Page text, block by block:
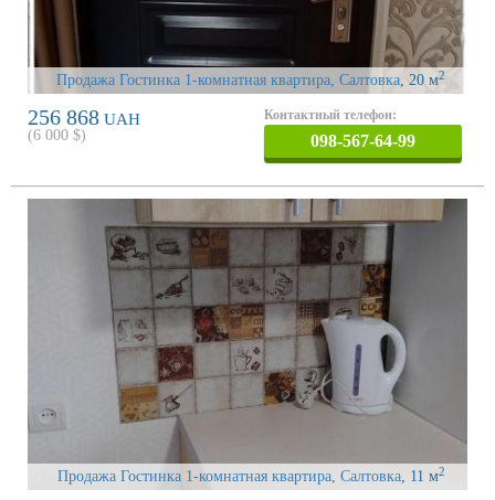
Продажа Гостинка 1-комнатная квартира, Салтовка, 20 м2
256 868 UAH
(6 000 $)
Контактный телефон:
098-567-64-99
Продажа Гостинка 1-комнатная квартира, Салтовка, 11 м2